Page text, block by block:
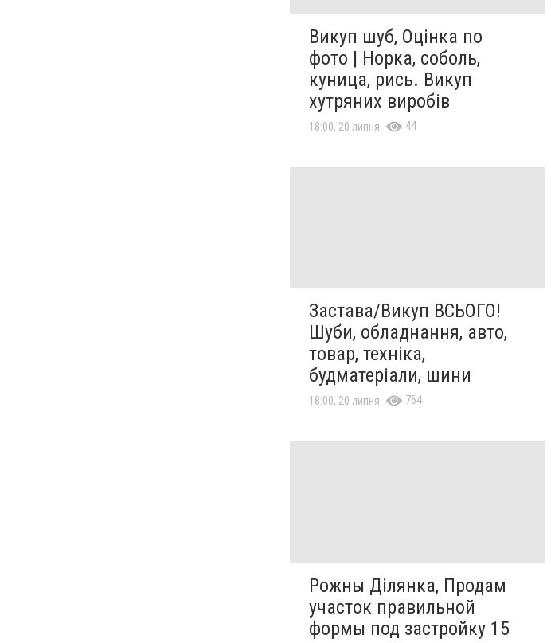
Викуп шуб, Оцінка по
фото | Норка, соболь,
куница, рись. Викуп
хутряних виробів
18:00, 20 липня 44
Застава/Викуп ВСЬОГО!
Шуби, обладнання, авто,
товар, техніка,
будматеріали, шини
18:00, 20 липня 764
Рожны Ділянка, Продам
участок правильной
формы под застройку 15